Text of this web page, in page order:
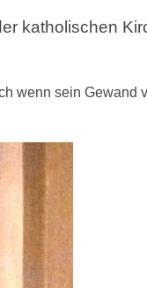
katholischen
wenn sein Gewand